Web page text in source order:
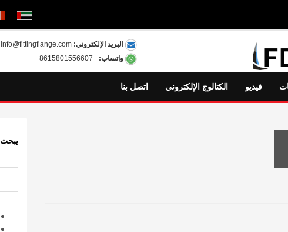
البريد الإلكتروني: info@fittingflange.com
واتساب: +8615801556607
فيديو الكتالوج الإلكتروني اتصل بنا
يبحث